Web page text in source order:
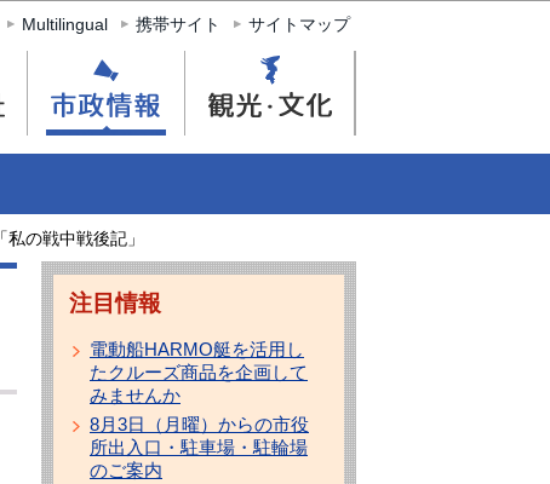
Multilingual 携帯サイト サイトマップ
「私の戦中戦後記」
注目情報
電動船HARMO艇を活用し
たクルーズ商品を企画して
みませんか
8月3日（月曜）からの市役
所出入口・駐車場・駐輪場
のご案内